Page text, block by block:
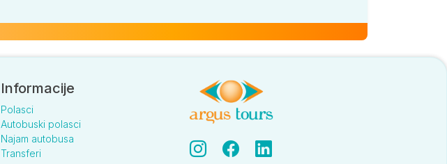
Informacije
Polasci
Autobuski polasci
Najam autobusa
Transferi